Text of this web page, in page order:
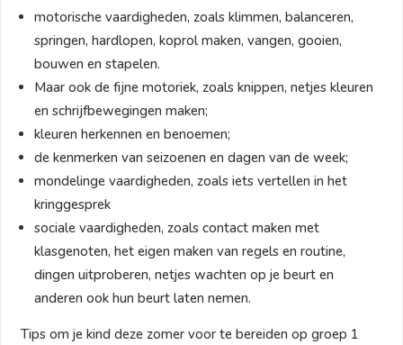
motorische vaardigheden, zoals klimmen, balanceren,
springen, hardlopen, koprol maken, vangen, gooien,
bouwen en stapelen.
Maar ook de fijne motoriek, zoals knippen, netjes kleuren
en schrijfbewegingen maken;
kleuren herkennen en benoemen;
de kenmerken van seizoenen en dagen van de week;
mondelinge vaardigheden, zoals iets vertellen in het
kringgesprek
sociale vaardigheden, zoals contact maken met
klasgenoten, het eigen maken van regels en routine,
dingen uitproberen, netjes wachten op je beurt en
anderen ook hun beurt laten nemen.
Tips om je kind deze zomer voor te bereiden op groep 1